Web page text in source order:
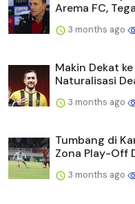
Arema FC,
3 months ago
Makin Dekat
Naturalisasi
3 months ago
Tumbang di
Zona Play-Off
3 months ago